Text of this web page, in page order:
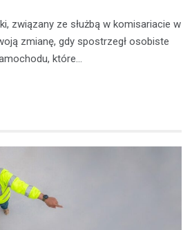
związany ze służbą w komisariacie w
zmianę, gdy spostrzegł osobiste
które…